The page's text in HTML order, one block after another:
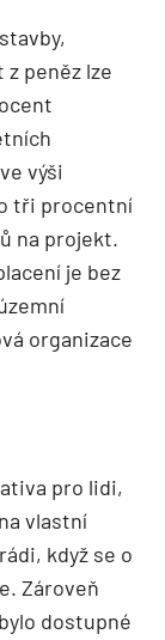
peněz lze
výši
o tři procentní
na projekt.
je bez
organizace
pro lidi,
vlastní
když se o
Zároveň
dostupné